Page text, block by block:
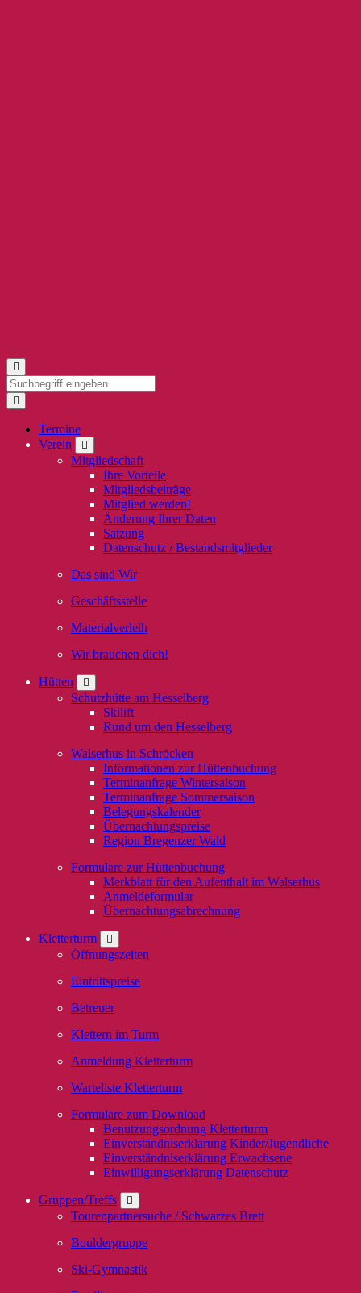
Termine
Verein
Mitgliedschaft
Ihre Vorteile
Mitgliedsbeiträge
Mitglied werden!
Änderung Ihrer Daten
Satzung
Datenschutz / Bestandsmitglieder
Das sind Wir
Geschäftsstelle
Materialverleih
Wir brauchen dich!
Hütten
Schutzhütte am Hesselberg
Skilift
Rund um den Hesselberg
Walserhus in Schröcken
Informationen zur Hüttenbuchung
Terminanfrage Wintersaison
Terminanfrage Sommersaison
Belegungskalender
Übernachtungspreise
Region Bregenzer Wald
Formulare zur Hüttenbuchung
Merkblatt für den Aufenthalt im Walserhus
Anmeldeformular
Übernachtungsabrechnung
Kletterturm
Öffnungszeiten
Eintrittspreise
Betreuer
Klettern im Turm
Anmeldung Kletterturm
Warteliste Kletterturm
Formulare zum Download
Benutzungsordnung Kletterturm
Einverständniserklärung Kinder/Jugendliche
Einverständniserklärung Erwachsene
Einwilligungserklärung Datenschutz
Gruppen/Treffs
Tourenpartnersuche / Schwarzes Brett
Bouldergruppe
Ski-Gymnastik